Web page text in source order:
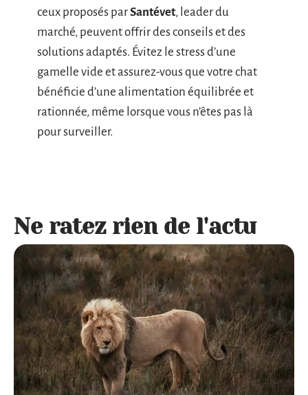
ceux proposés parSantévet, leader du
marché, peuvent offrir des conseils et des
solutions adaptés. Évitez le stress d’une
gamelle vide et assurez-vous que votre chat
bénéficie d’une alimentation équilibrée et
rationnée, même lorsque vous n’êtes pas là
pour surveiller.
Ne ratez rien de l'actu